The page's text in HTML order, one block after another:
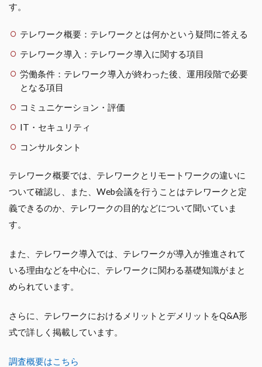
す。
テレワーク概要：テレワークとは何かという疑問に答える
テレワーク導入：テレワーク導入に関する項目
労働条件：テレワーク導入が終わった後、運用段階で必要
となる項目
コミュニケーション・評価
IT・セキュリティ
コンサルタント
テレワーク概要では、テレワークとリモートワークの違いに
ついて確認し、また、Web会議を行うことはテレワークと定
義できるのか、テレワークの目的などについて聞いていま
す。
また、テレワーク導入では、テレワークが導入が推進されて
いる理由などを中心に、テレワークに関わる基礎知識がまと
められています。
さらに、テレワークにおけるメリットとデメリットをQ&A形
式で詳しく掲載しています。
調査概要はこちら